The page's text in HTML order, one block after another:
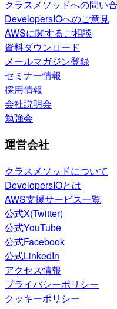
クラスメソッドへの問い
DevelopersIOへのご意見
AWSに関するご相談
資料ダウンロード
メールマガジン登録
セミナー情報
採用情報
会社説明会
勉強会
運営会社
クラスメソッドについて
DevelopersIOとは
AWS支援サービス一覧
公式X(Twitter)
公式YouTube
公式Facebook
公式LinkedIn
アクセス情報
プライバシーポリシー
クッキーポリシー